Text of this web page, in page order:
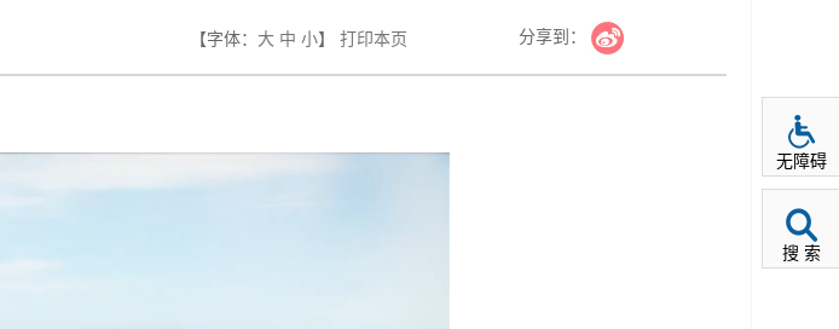
【字体： 大 中 小】 打印本页 分享到：
无障碍
搜 索